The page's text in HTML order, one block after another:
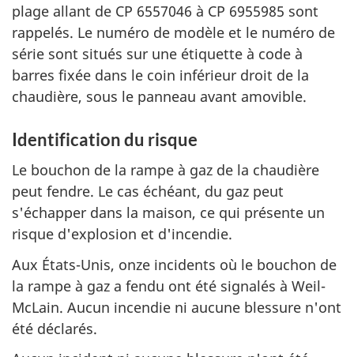
plage allant de CP 6557046 à CP 6955985 sont
rappelés. Le numéro de modèle et le numéro de
série sont situés sur une étiquette à code à
barres fixée dans le coin inférieur droit de la
chaudière, sous le panneau avant amovible.
Identification du risque
Le bouchon de la rampe à gaz de la chaudière
peut fendre. Le cas échéant, du gaz peut
s'échapper dans la maison, ce qui présente un
risque d'explosion et d'incendie.
Aux États-Unis, onze incidents où le bouchon de
la rampe à gaz a fendu ont été signalés à Weil-
McLain. Aucun incendie ni aucune blessure n'ont
été déclarés.